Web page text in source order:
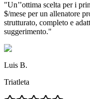
"Un’’ottima scelta per i
$/mese per un allenatore
strutturato, completo e
suggerimento."
Luis B.
Triatleta